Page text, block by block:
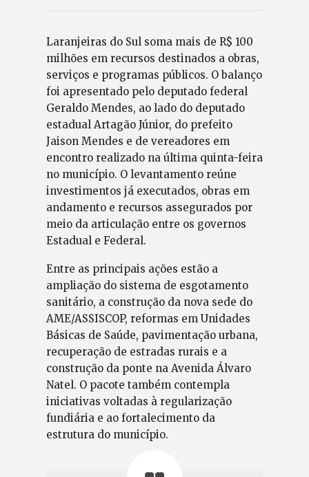
Laranjeiras do Sul soma mais de R$ 100
milhões em recursos destinados a obras,
serviços e programas públicos. O balanço
foi apresentado pelo deputado federal
Geraldo Mendes, ao lado do deputado
estadual Artagão Júnior, do prefeito
Jaison Mendes e de vereadores em
encontro realizado na última quinta-feira
no município. O levantamento reúne
investimentos já executados, obras em
andamento e recursos assegurados por
meio da articulação entre os governos
Estadual e Federal.
Entre as principais ações estão a
ampliação do sistema de esgotamento
sanitário, a construção da nova sede do
AME/ASSISCOP, reformas em Unidades
Básicas de Saúde, pavimentação urbana,
recuperação de estradas rurais e a
construção da ponte na Avenida Álvaro
Natel. O pacote também contempla
iniciativas voltadas à regularização
fundiária e ao fortalecimento da
estrutura do município.